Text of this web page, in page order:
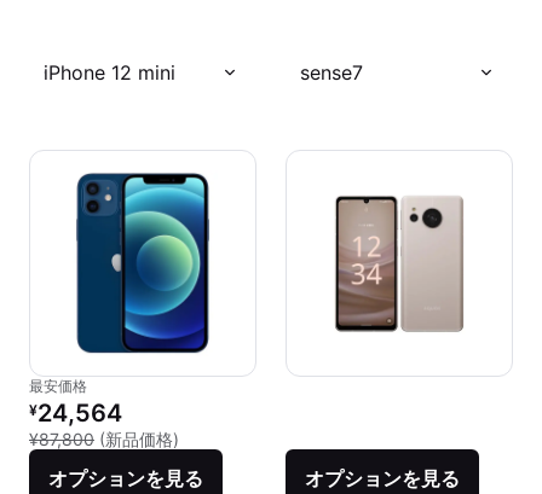
iPhone 12 mini sense7
最安価格
リファービッシュ品の価格：
¥24,564
¥87,800 (新品価格)
オプションを見る オプションを見る